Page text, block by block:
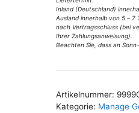
Wienerschachtel
in
versch.
Menge
Inland (Deutschland)
Ausland innerhalb von 5 – 7
nach Vertragsschluss (bei
Ihrer Zahlungsanweisung).
Beachten Sie, dass an
e
:
Artikelnummer:
Kategorie: Manage